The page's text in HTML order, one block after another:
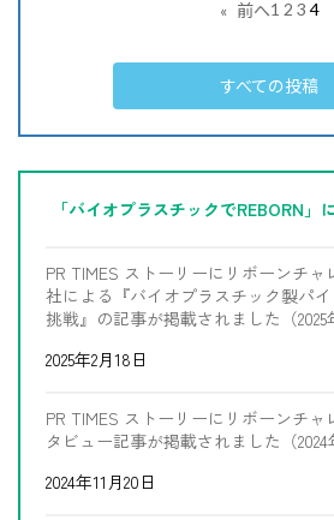
« 前へ1 2 3 4
すべての投稿
「バイオプラスチックでREBORN」
PR TIMES ストーリーにリボーンチ
社による『バイオプラスチック製パ
挑戦』の記事が掲載されました（2025
2025年2月18日
PR TIMES ストーリーにリボーンチャ
タビュー記事が掲載されました（2024
2024年11月20日